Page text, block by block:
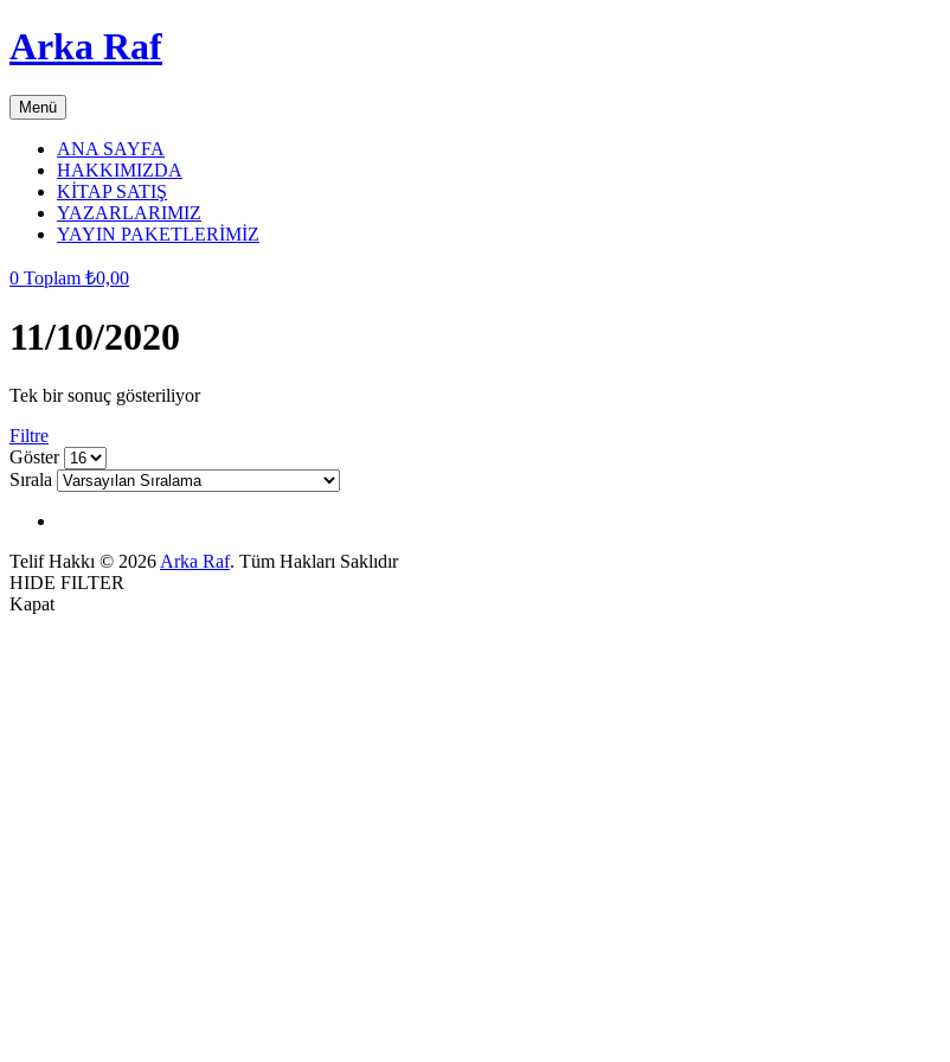
Arka Raf
Menü
ANA SAYFA
HAKKIMIZDA
KİTAP SATIŞ
YAZARLARIMIZ
YAYIN PAKETLERİMİZ
0 Toplam ₺0,00
11/10/2020
Tek bir sonuç gösteriliyor
Filtre
grid
button
list
button
Göster
Sırala
Telif Hakkı © 2026 Arka Raf. Tüm Hakları Saklıdır
HIDE FILTER
Kapat